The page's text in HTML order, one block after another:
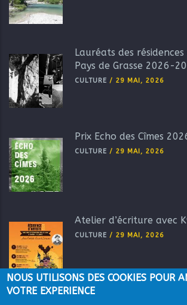
Lauréats des
Pays de Grasse 2026-
CULTURE / 29 MAI, 2026
Prix Echo des Cîmes
CULTURE / 29 MAI, 2026
Atelier d’écriture avec
CULTURE / 29 MAI, 2026
NOUS UTILISONS DES COOKIES POUR
VOTRE EXPERIENCE